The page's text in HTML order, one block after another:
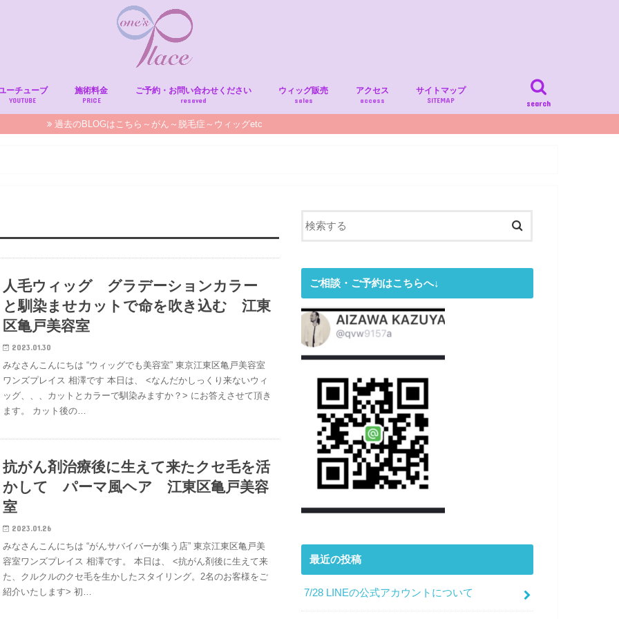
search
ーチューブ
YOUTUBE
施術料金
PRICE
ご予約・お問い合わせください
resaved
ウィッグ販売
sales
アクセス
access
サイトマップ
SITEMAP
過去のBLOGはこちら～がん～脱毛症～ウィッグetc
人毛ウィッグ グラデーションカラー
と馴染ませカットで命を吹き込む 江東
区亀戸美容室
2023.01.30
みなさんこんにちは “ウィッグでも美容室” 東京江東区亀戸美容室
ワンズプレイス 相澤です 本日は、 <なんだかしっくり来ないウィ
ッグ、、、カットとカラーで馴染みますか？> にお答えさせて頂き
ます。 カット後の…
抗がん剤治療後に生えて来たクセ毛を活
かして パーマ風ヘア 江東区亀戸美容
室
2023.01.26
みなさんこんにちは “がんサバイバーが集う店” 東京江東区亀戸美
容室ワンズプレイス 相澤です。 本日は、 <抗がん剤後に生えて来
た、クルクルのクセ毛を生かしたスタイリング。2名のお客様をご
紹介いたします> 初…
ご相談・ご予約はこちらへ↓
最近の投稿
7/28 LINEの公式アカウントについて